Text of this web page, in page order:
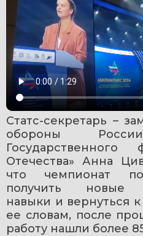
Статс-секретарь –
обороны
Государственного
Отечества» Анна
что чемпионат
получить новые
навыки и вернуться
ее словам, после
работу нашли более